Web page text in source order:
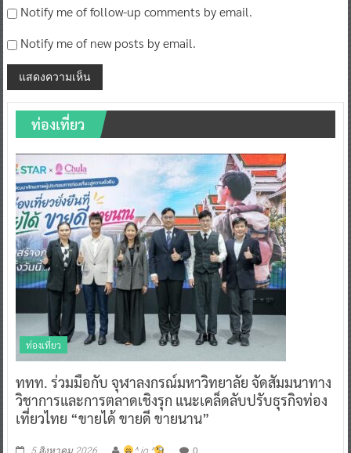
Notify me of follow-up comments by email.
Notify me of new posts by email.
ท่องเที่ยว
ท่องเที่ยว
ททท. ร่วมมือกับ จุฬาลงกรณ์มหาวิทยาลัย จัดสัมมนาทาง
วิชาการและการตลาดเชิงรุก แนะเคล็ดลับปรับธุรกิจท่อง
เที่ยวไทย “ขายได้ ขายดี ขายนาน”
5 สิงหาคม 2026 ^ jo ^ 0